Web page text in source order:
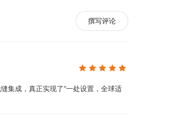
撰写评论
集成，真正实现了“一处设置，全球适